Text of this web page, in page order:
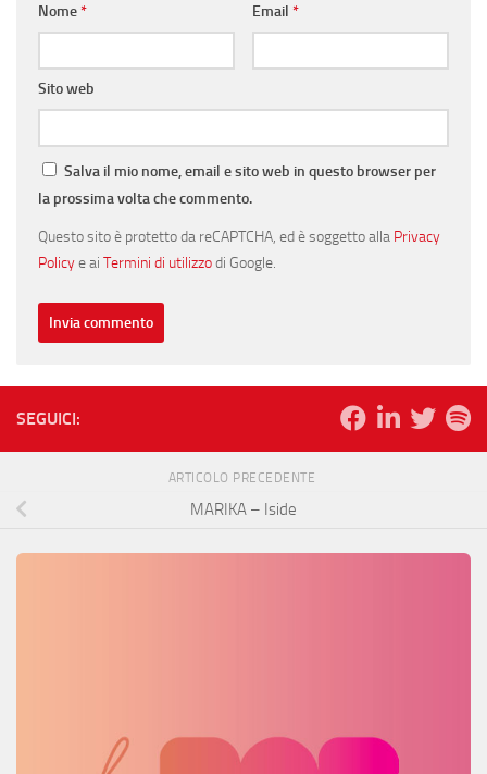
Nome* Email *
Sito web
Salva il mio nome, email e sito web in questo browser per
la prossima volta che commento.
Questo sito è protetto da reCAPTCHA, ed è soggetto alla Privacy
Policye ai Termini di utilizzodi Google.
SEGUICI:
ARTICOLO PRECEDENTE
MARIKA – Iside